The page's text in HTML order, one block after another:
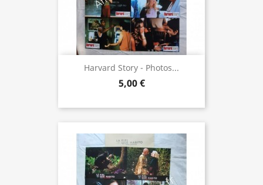
Harvard Story - Photos...
5,00 €